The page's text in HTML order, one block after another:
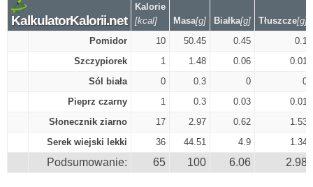
KalkulatorKalorii.net
Kalorie
[kcal]
Masa[g] Białka[g] Tłuszcze[g]
Pomidor
10 50.45 0.45
0.1
Szczypiorek
1 1.48 0.06
0.01
Sól biała
0 0.3 0
0
Pieprz czarny
1 0.3 0.03
0.01
Słonecznik ziarno
17 2.97 0.62
1.53
Serek wiejski lekki
36 44.51 4.9 1.34
Podsumowanie: 65 100 6.06 2.98